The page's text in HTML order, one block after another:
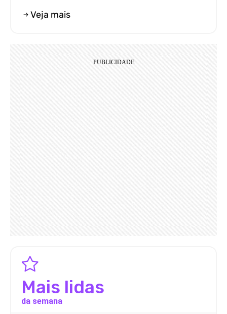
Veja mais
Mais lidas
da semana